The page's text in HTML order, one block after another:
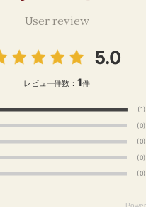
User review
5.0
レビュー件数： 1件
(1)
(0)
(0)
(0)
(0)